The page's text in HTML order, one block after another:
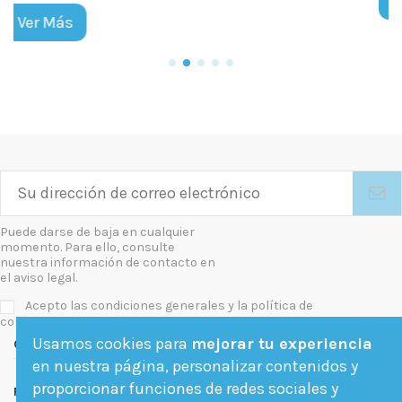
Puede darse de baja en cualquier
momento. Para ello, consulte
nuestra información de contacto en
el aviso legal.
Acepto las condiciones generales y la política de
confidencialidad
Contact us
Follow us
Usamos cookies para mejorar tu experiencia
en nuestra página, personalizar contenidos y
proporcionar funciones de redes sociales y